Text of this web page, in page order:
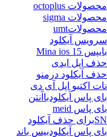
محصولات octoplus
محصولات sigma
محصولاتumt
سرویس آیکلود
بایپس Mina ios 15
حذف اپل ایدی
حذف آیکلود درمنو
نات اکتیو اپل آی دی
بای پاس آیکلودباآنتن
بای پاس meid
SNبرای حذف آیکلود
بای پاس آیکلودبیس باند